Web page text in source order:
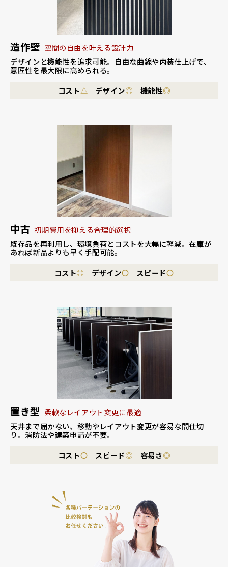
造作壁 空間の自由を叶える設計力
デザインと機能性を追求可能。 自由な曲線や内装仕上げで、
意匠性を最大限に高められる。
コスト△ デザイン◎ 機能性◎
中古 初期費用を抑える合理的選択
既存品を再利用し、環境負荷とコストを大幅に軽減。在庫が
あれば新品よりも早く手配可能。
コスト◎ デザイン〇 スピード〇
置き型 柔軟なレイアウト変更に最適
天井まで届かない、移動やレイアウト変更が容易な間仕切
り。消防法や建築申請が不要。
コスト〇 スピード◎ 容易さ◎